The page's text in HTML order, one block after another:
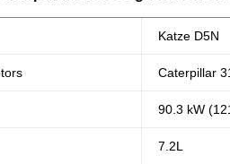
Katze D5N
Caterpillar
90.3 kW
7.2L